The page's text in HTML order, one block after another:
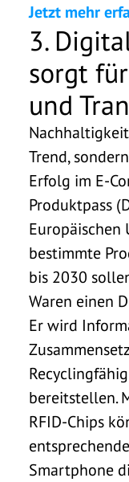
Jetzt mehr
3.
sorgt
und
Trend,
Erfolg im E-
Produktpass
bestimmte
bis 2030
Waren einen
Er wird
bereitstellen.
RFID-Chips
Smartphone